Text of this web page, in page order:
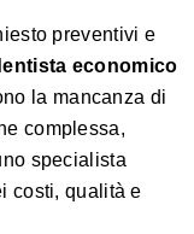
preventivi e
economico
la mancanza di
complessa,
specialista
costi, qualità e